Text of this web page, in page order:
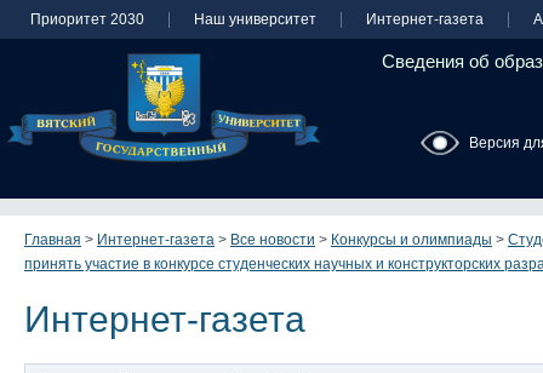
Приоритет 2030 Наш университет Интернет-газета
Сведения об
Версия
Главная > Интернет-газета > Все новости > Конкурсы и олимпиады >
принять участие в конкурсе студенческих научных и конструкторских
Интернет-газета